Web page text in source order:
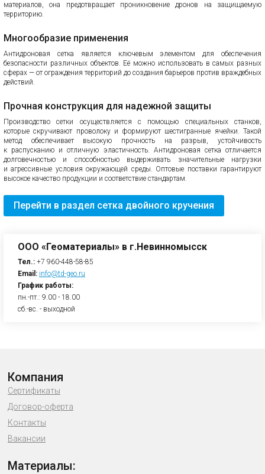
материалов, она предотвращает проникновение дронов на защищаемую
территорию.
Многообразие применения
Антидроновая сетка является ключевым элементом для обеспечения
безопасности различных объектов. Её можно использовать в самых разных
сферах — от ограждения территорий до создания барьеров против враждебных
действий.
Прочная конструкция для надежной защиты
Производство сетки осуществляется с помощью специальных станков,
которые скручивают проволоку и формируют шестигранные ячейки. Такой
метод обеспечивает высокую прочность на разрыв, устойчивость
к распусканию и отличную эластичность. Антидроновая сетка отличается
долговечностью и способностью выдерживать значительные нагрузки
и агрессивные условия окружающей среды. Оптовые поставки гарантируют
высокое качество продукции и соответствие стандартам.
Перейти в раздел cетка двойного кручения
ООО «Геоматериалы» в г.Невинномысск
Тел.: +7 960-448-58-85
Email: info@td-geo.ru
График работы:
пн.-пт.: 9.00 - 18.00
сб.-вс. - выходной
Компания
Сертификаты
Договор-оферта
Контакты
Вакансии
Материалы: